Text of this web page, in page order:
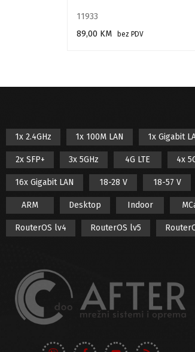
11933
89,00 KM
bez PDV
1x 2.4GHz 1x 100M LAN 1x Gigabit
2x SFP+ 3x 5GHz 4G LTE 4x
16x Gigabit LAN 18-28 V 18-57 V
ARM Desktop Indoor
RouterOS lv4 RouterOS lv5